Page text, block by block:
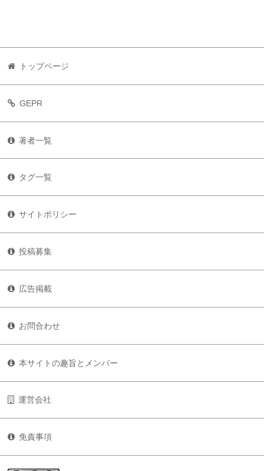
トップページ
GEPR
著者一覧
タグ一覧
サイトポリシー
投稿募集
広告掲載
お問合わせ
本サイトの趣旨とメンバー
運営会社
免責事項